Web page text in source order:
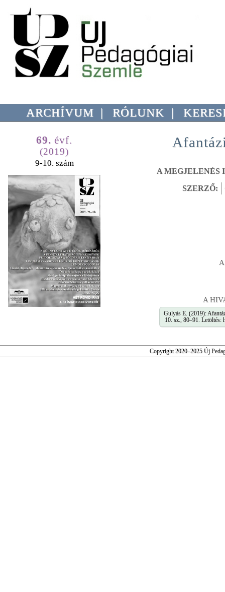
ARCHÍVUM | RÓLUNK |
69. évf.
(2019)
9-10. szám
A MEGJELENÉS
SZERZŐ:
A
Gulyás E. (2019):
10. sz., 80–91. Letöltés:
Copyright 2020–2025 Új